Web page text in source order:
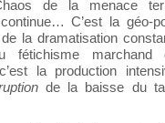
de la menace
C’est la géo-
la dramatisation
fétichisme
la production
de la baisse du